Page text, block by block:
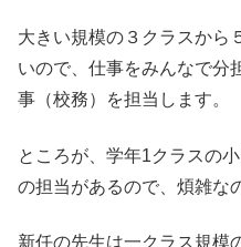
大きい規模の３クラスから
いので、仕事をみんなで分
事（校務）を担当します。
ところが、学年1クラスの
の担当があるので、煩雑な
新任の先生は一クラス規模